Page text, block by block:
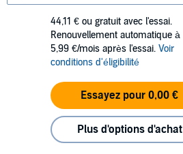
44,11 € ou gratuit avec l'essai.
Renouvellement automatique à
5,99 €/mois après l'essai. Voir
conditions d'éligibilité
Essayez pour 0,00 €
Plus d'options d'achat